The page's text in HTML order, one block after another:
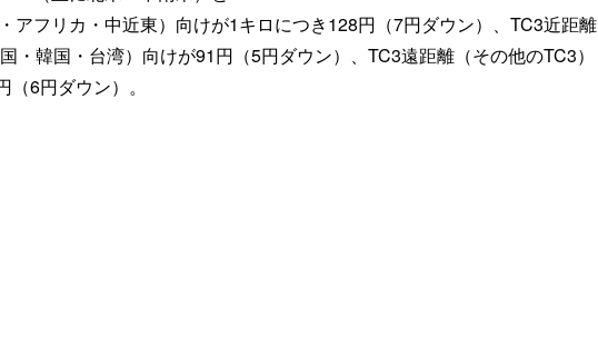
アフリカ・中近東）向けが1キロにつき128円（7円ダウン）、TC3近距離
国・韓国・台湾）向けが91円（5円ダウン）、TC3遠距離（その他のTC3）
（6円ダウン）。